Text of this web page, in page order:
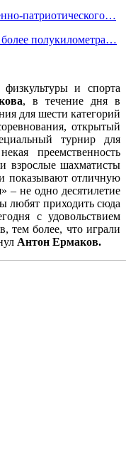
патриотического…
полукилометра…
и спорта
, в течение дня в
для шести категорий
открытый
турнир для
преемственность
взрослые шахматисты
показывают отличную
не одно десятилетие
любят приходить сюда
с удовольствием
тем более, что играли
Антон Ермаков.